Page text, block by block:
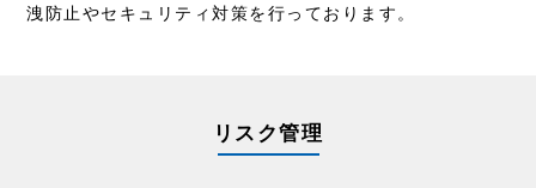
洩防止やセキュリティ対策を行っております。
リスク管理